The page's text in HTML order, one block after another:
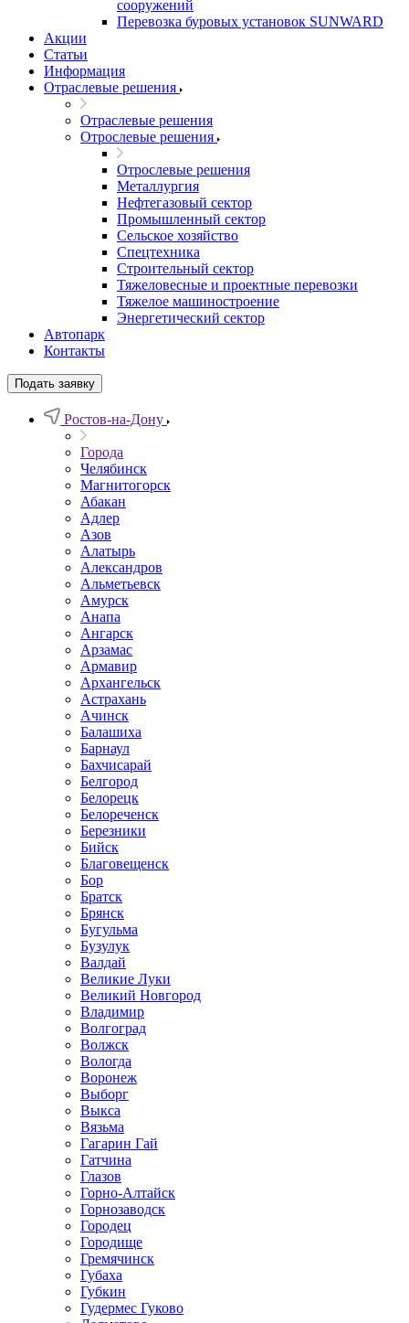
сооружений
Перевозка буровых установок SUNWARD
Акции
Статьи
Информация
Отраслевые решения
Отраслевые решения
Отрослевые решения
Отрослевые решения
Металлургия
Нефтегазовый сектор
Промышленный сектор
Сельское хозяйство
Спецтехника
Строительный сектор
Тяжеловесные и проектные перевозки
Тяжелое машиностроение
Энергетический сектор
Автопарк
Контакты
Подать заявку
Ростов-на-Дону
Города
Челябинск
Магнитогорск
Абакан
Адлер
Азов
Алатырь
Александров
Альметьевск
Амурск
Анапа
Ангарск
Арзамас
Армавир
Архангельск
Астрахань
Ачинск
Балашиха
Барнаул
Бахчисарай
Белгород
Белорецк
Белореченск
Березники
Бийск
Благовещенск
Бор
Братск
Брянск
Бугульма
Бузулук
Валдай
Великие Луки
Великий Новгород
Владимир
Волгоград
Волжск
Вологда
Воронеж
Выборг
Выкса
Вязьма
Гагарин Гай
Гатчина
Глазов
Горно-Алтайск
Горнозаводск
Городец
Городище
Гремячинск
Губаха
Губкин
Гудермес Гуково